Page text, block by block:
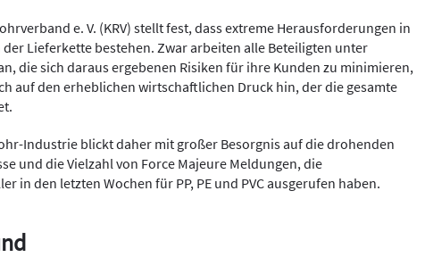
e. V. (KRV) stellt fest, dass extreme Herausforderungen in
der Lieferkette bestehen. Zwar arbeiten alle Beteiligten unter
die sich daraus ergebenen Risiken für ihre Kunden zu minimieren,
auf den erheblichen wirtschaftlichen Druck hin, der die gesamte
Industrie blickt daher mit großer Besorgnis auf die drohenden
und die Vielzahl von Force Majeure Meldungen, die
in den letzten Wochen für PP, PE und PVC ausgerufen haben.